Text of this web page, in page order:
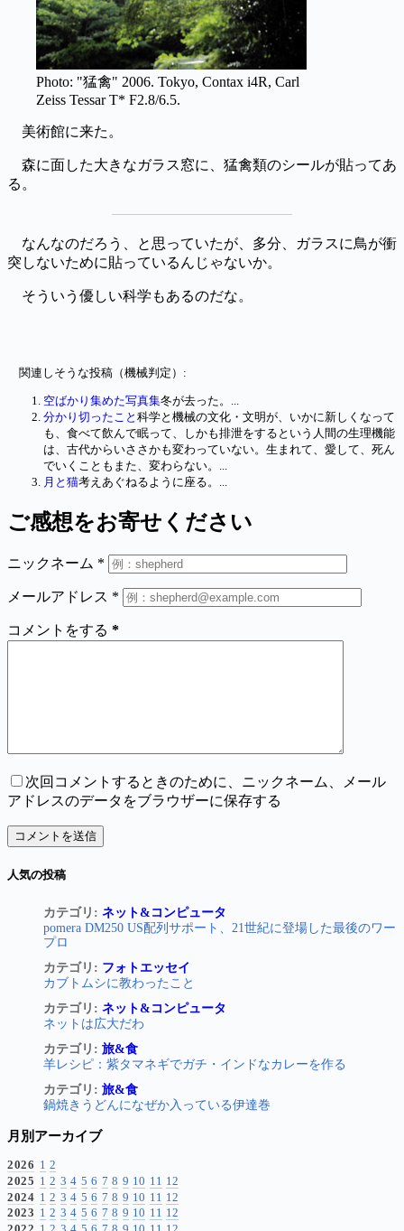
Photo: "猛禽" 2006. Tokyo, Contax i4R, Carl
Zeiss Tessar T* F2.8/6.5.
美術館に来た。
森に面した大きなガラス窓に、猛禽類のシールが貼ってあ
る。
なんなのだろう、と思っていたが、多分、ガラスに鳥が衝
突しないために貼っているんじゃないか。
そういう優しい科学もあるのだな。
関連しそうな投稿（機械判定）:
空ばかり集めた写真集冬が去った。...
分かり切ったこと 科学と機械の文化・文明が、いかに新しくなって
も、食べて飲んで眠って、しかも排泄をするという人間の生理機能
は、古代からいささかも変わっていない。生まれて、愛して、死ん
でいくこともまた、変わらない。...
月と猫考えあぐねるように座る。...
ご感想をお寄せください
ニックネーム *
メールアドレス *
コメントをする *
次回コメントするときのために、ニックネーム、メール
アドレスのデータをブラウザーに保存する
コメントを送信
人気の投稿
pomera DM250 US配列サポート、21世紀に登場した最後のワー
プロ
カテゴリ: ネット&コンピュータ
カブトムシに教わったこと
カテゴリ: フォトエッセイ
ネットは広大だわ
カテゴリ: ネット&コンピュータ
羊レシピ：紫タマネギでガチ・インドなカレーを作る
カテゴリ: 旅&食
鍋焼きうどんになぜか入っている伊達巻
カテゴリ: 旅&食
月別アーカイブ
2026 1 2
2025 1 2 3 4 5 6 7 8 9 10 11 12
2024 1 2 3 4 5 6 7 8 9 10 11 12
2023 1 2 3 4 5 6 7 8 9 10 11 12